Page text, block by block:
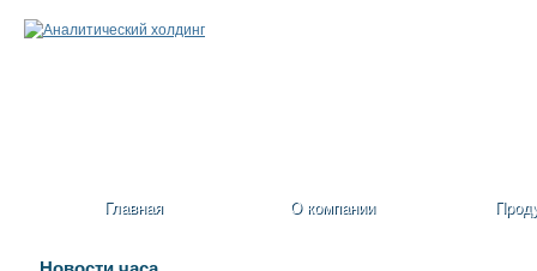
Главная О компании